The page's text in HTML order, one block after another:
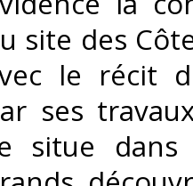
site des
le récit
ses
situe